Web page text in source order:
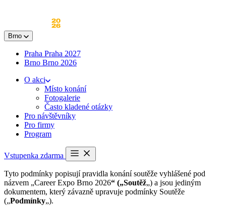
Brno
Praha Praha 2027
Brno Brno 2026
O akci
Místo konání
Fotogalerie
Často kladené otázky
Pro návštěvníky
Pro firmy
Program
Vstupenka zdarma
Otevřít
menu
Tyto podmínky popisují pravidla konání soutěže vyhlášené pod
názvem „Career Expo Brno 2026“ („Soutěž„) a jsou jediným
dokumentem, který závazně upravuje podmínky Soutěže
(„Podmínky„).